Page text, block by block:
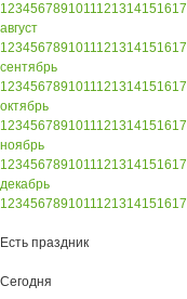
1234567891011121314151617
август
1234567891011121314151617
сентябрь
1234567891011121314151617
октябрь
1234567891011121314151617
ноябрь
1234567891011121314151617
декабрь
1234567891011121314151617
Есть праздник
Сегодня